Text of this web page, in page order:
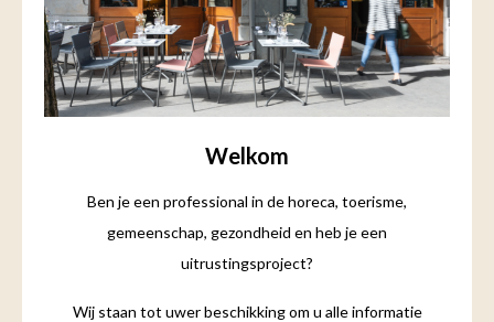
Welkom
Ben je een professional in de horeca, toerisme,
gemeenschap, gezondheid en heb je een
uitrustingsproject?
Wij staan ​​tot uwer beschikking om u alle informatie